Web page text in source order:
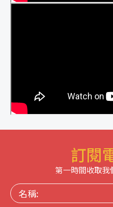
訂閱
第一時間收取我
名
稱: